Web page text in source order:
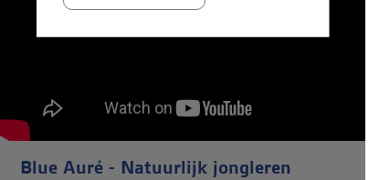
Blue Auré - Natuurlijk jongleren